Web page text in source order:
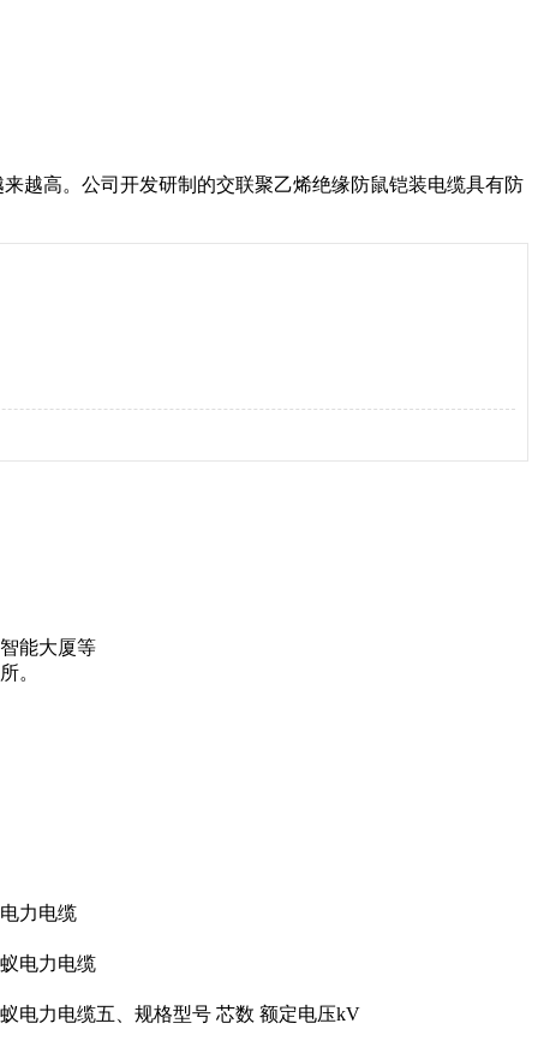
来越高。公司开发研制的交联聚乙烯绝缘防鼠铠装电缆具有防
智能大厦等
。
力电缆
电力电缆
力电缆五、规格型号 芯数 额定电压kV